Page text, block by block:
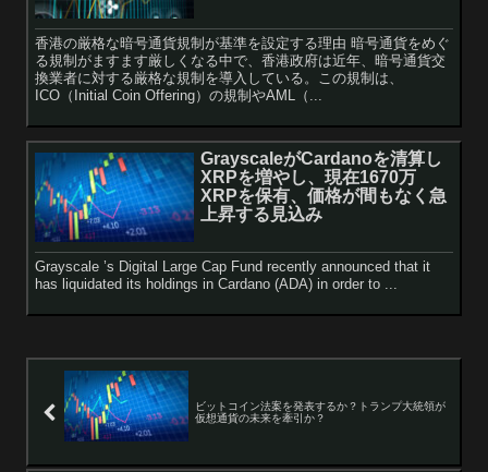
香港の厳格な暗号通貨規制が基準を設定する理由 暗号通貨をめぐ
る規制がますます厳しくなる中で、香港政府は近年、暗号通貨交
換業者に対する厳格な規制を導入している。この規制は、
ICO（Initial Coin Offering）の規制やAML（...
GrayscaleがCardanoを清算し
XRPを増やし、現在1670万
XRPを保有、価格が間もなく急
上昇する見込み
Grayscale ’s Digital Large Cap Fund recently announced that it
has liquidated its holdings in Cardano (ADA) in order to ...
ビットコイン法案を発表するか？トランプ大統領が
仮想通貨の未来を牽引か？